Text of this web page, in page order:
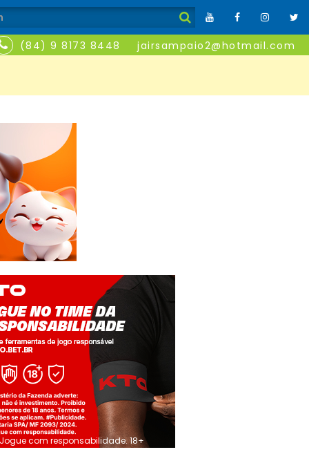
(84) 9 8173 8448 jairsampaio2@hotmail.com
Jogue com responsabilidade. 18+